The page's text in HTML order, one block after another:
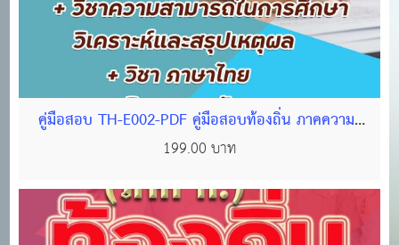
คู่มือสอบ TH-E002-PDF คู่มือสอบท้องถิ่น ภาคความรู้
ความสามารถทั่วไป(ภาค ก) ชุด ตะลุยโจทย์แนวข้อสอบ
199.00 บาท